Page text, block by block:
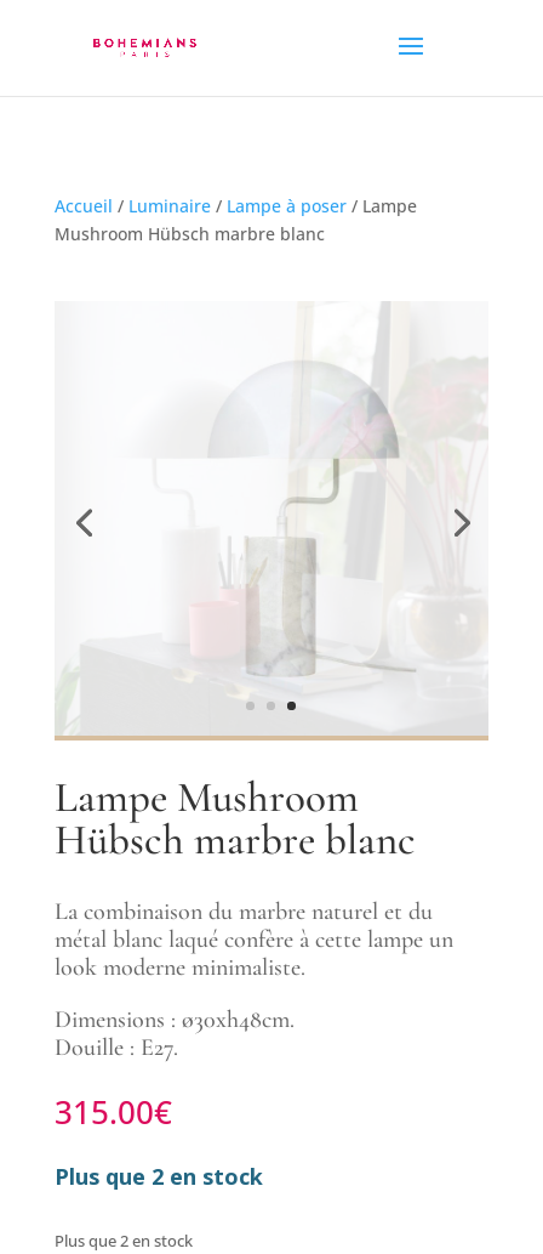
Accueil / Luminaire/ Lampe à poser/ Lampe
Mushroom Hübsch marbre blanc
Lampe Mushroom
Hübsch marbre blanc
La combinaison du marbre naturel et du
métal blanc laqué confère à cette lampe un
look moderne minimaliste.
Dimensions : ø30xh48cm.
Douille : E27.
315.00€
Plus que 2 en stock
Plus que 2 en stock